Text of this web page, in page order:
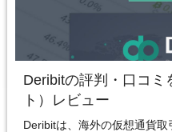
Deribitの評判・口コミ
ト）
レビュー
Deribitは、海外の仮想通貨